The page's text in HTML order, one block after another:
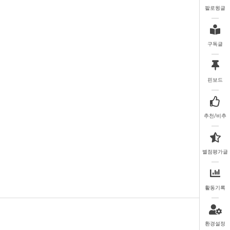
팔로윙글
구독글
핀보드
추천/비추
별점평가글
활동기록
환경설정